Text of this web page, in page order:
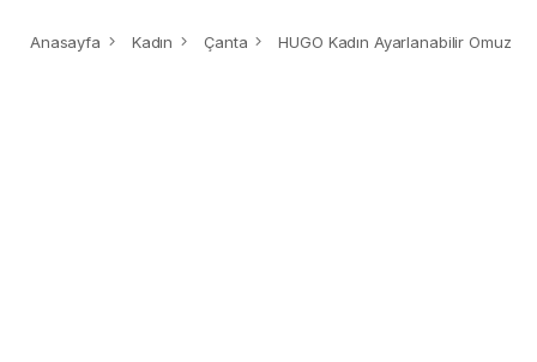
Anasayfa Kadın Çanta